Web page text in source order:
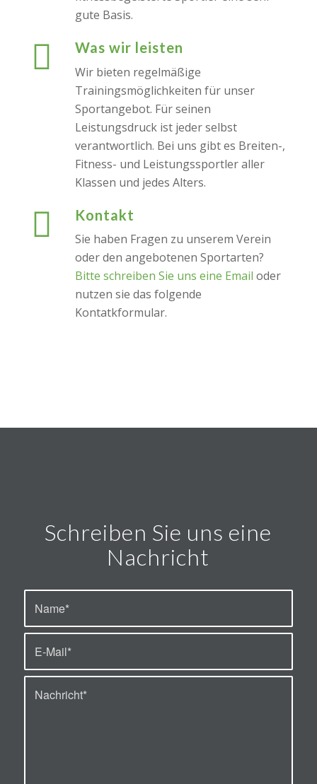
gute Basis.
Was wir leisten
Wir bieten regelmäßige
Trainingsmöglichkeiten für unser
Sportangebot. Für seinen
Leistungsdruck ist jeder selbst
verantwortlich. Bei uns gibt es Breiten-,
Fitness- und Leistungssportler aller
Klassen und jedes Alters.
Kontakt
Sie haben Fragen zu unserem Verein
oder den angebotenen Sportarten?
Bitte schreiben Sie uns eine Email oder
nutzen sie das folgende
Kontatkformular.
Schreiben Sie uns eine
Nachricht